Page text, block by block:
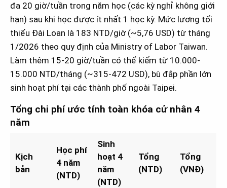
đa 20 giờ/tuần trong năm học (các kỳ nghỉ không giới
hạn) sau khi học được ít nhất 1 học kỳ. Mức lương tối
thiểu Đài Loan là 183 NTD/giờ (~5,76 USD) từ tháng
1/2026 theo quy định của Ministry of Labor Taiwan.
Làm thêm 15-20 giờ/tuần có thể kiếm từ 10.000-
15.000 NTD/tháng (~315-472 USD), bù đắp phần lớn
sinh hoạt phí tại các thành phố ngoài Taipei.
Tổng chi phí ước tính toàn khóa cử nhân 4
năm
Kịch
bản
Học phí
4 năm
(NTD)
Sinh
hoạt 4
năm
(NTD)
Tổng
(NTD)
Tổng
(VNĐ)